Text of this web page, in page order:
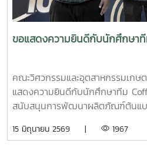
ขอแสดงความยินดีกับนักศึกษา
คณะวิศวกรรมและอุตสาหกรรมเกษ
แสดงความยินดีกับนักศึกษาทีม
สนับสนุนการพัฒนาผลิตภัณฑ์ต้นแบ
2026 รอบภูมิภาค ภาคเหนือ ซึ่งจัด
15 มิถุนายน 2569 | 1967